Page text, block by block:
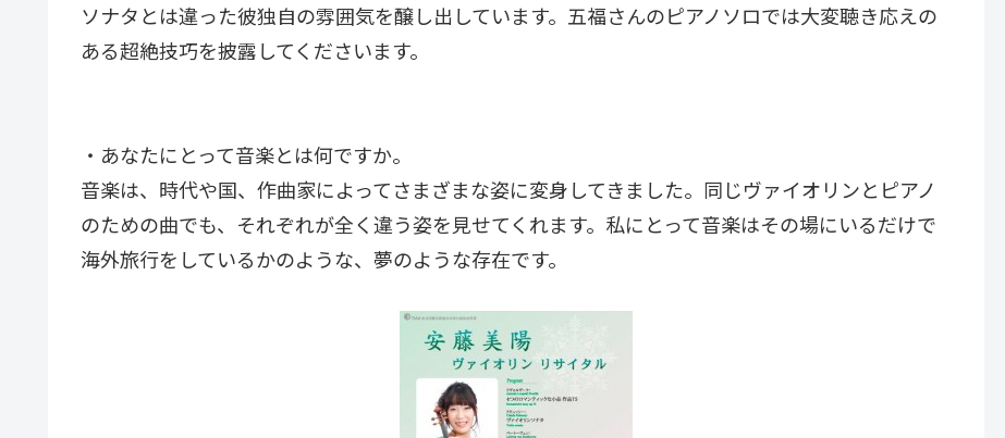
ソナタとは違った彼独自の雰囲気を醸し出しています。五福さんのピアノソロでは大変聴き応えの
ある超絶技巧を披露してくださいます。
・あなたにとって音楽とは何ですか。
音楽は、時代や国、作曲家によってさまざまな姿に変身してきました。同じヴァイオリンとピアノ
のための曲でも、それぞれが全く違う姿を見せてくれます。私にとって音楽はその場にいるだけで
海外旅行をしているかのような、夢のような存在です。